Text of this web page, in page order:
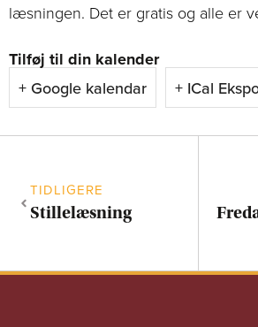
læsningen. Det er gratis og alle er
Tilføj til din kalender
+ Google kalendar + ICal
TIDLIGERE
Stillelæsning